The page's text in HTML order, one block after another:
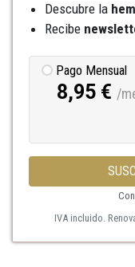
Descubre la
Recibe
Pago Mensual
8,95 € /
IVA incluido.